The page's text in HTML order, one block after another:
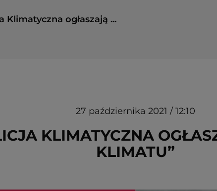
Klimatyczna ogłaszają ...
27 października 2021 / 12:10
KLIMATYCZNA
KLIMATU”